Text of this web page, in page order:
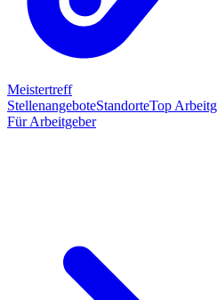
Meistertreff
StellenangeboteStandorteTop
Für Arbeitgeber